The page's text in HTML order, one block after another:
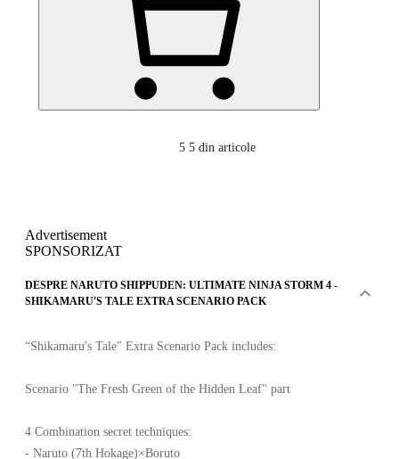
5 5 din articole
Advertisement
SPONSORIZAT
DESPRE NARUTO SHIPPUDEN: ULTIMATE NINJA STORM 4 -
SHIKAMARU'S TALE EXTRA SCENARIO PACK
“Shikamaru's Tale" Extra Scenario Pack includes:
Scenario "The Fresh Green of the Hidden Leaf" part
4 Combination secret techniques:
- Naruto (7th Hokage)×Boruto